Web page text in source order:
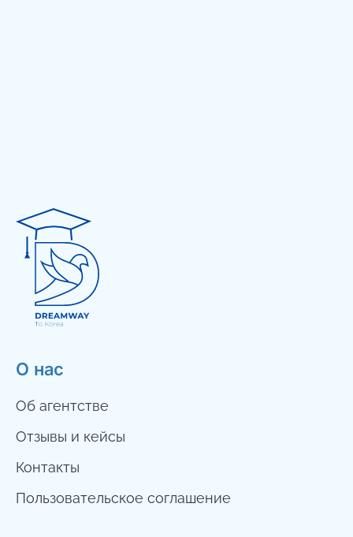
О нас
Об агентстве
Отзывы и кейсы
Контакты
Пользовательское соглашение